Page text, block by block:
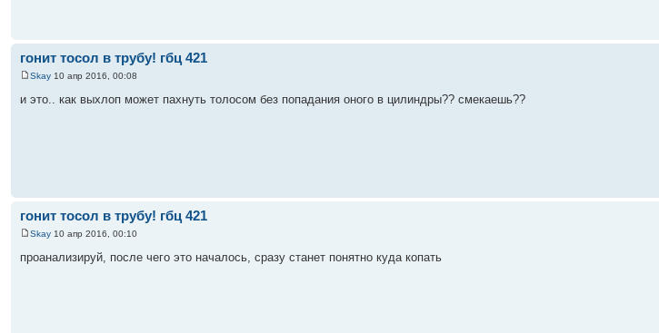
гонит тосол в трубу! гбц 421
Skay 10 апр 2016, 00:08
и это.. как выхлоп может пахнуть толосом без попадания оного в цилиндры?? смекаешь??
гонит тосол в трубу! гбц 421
Skay 10 апр 2016, 00:10
проанализируй, после чего это началось, сразу станет понятно куда копать